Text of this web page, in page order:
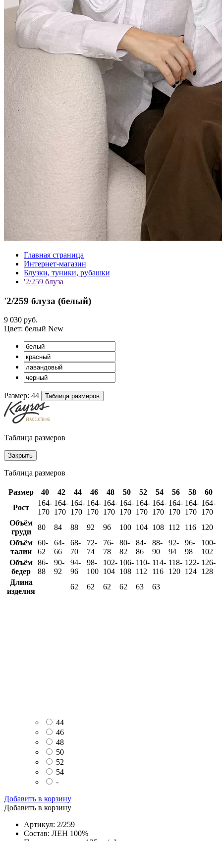
Главная страница
Интернет-магазин
Блузки, туники, рубашки
'2/259 блуза
'2/259 блуза (белый)
9 030 руб.
Цвет: белый New
Размер: 44 Таблица размеров
Таблица размеров
Закрыть
Таблица размеров
Размер 40 42 44 46 48 50 52 54 56 58
60
Рост
164-
170
164-
170
164-
170
164-
170
164-
170
164-
170
164-
170
164-
170
164-
170
164-
170
164-
170
Объём
груди
80 84 88 92 96 100 104 108 112 116
120
Объём
талии
60-
62
64-
66
68-
70
72-
74
76-
78
80-
82
84-
86
88-
90
92-
94
96-
98
100-
102
Объём
бедер
86-
88
90-
92
94-
96
98-
100
102-
104
106-
108
110-
112
114-
116
118-
120
122-
124
126-
128
Длина
изделия
62 62 62 62 63 63
44
46
48
50
52
54
-
Добавить в корзину
Добавить в корзину
Артикул: 2/259
Состав: ЛЕН 100%